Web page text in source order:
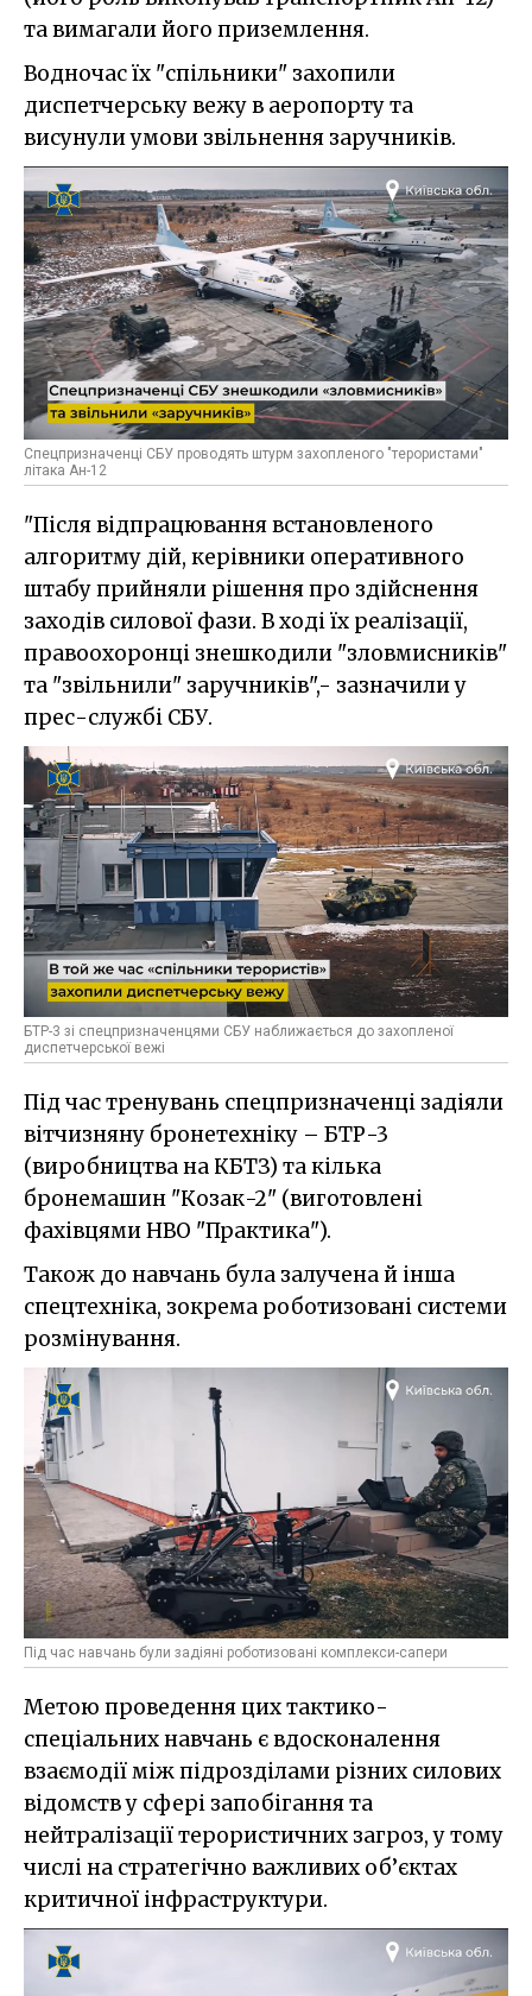
та вимагали його приземлення.
Водночас їх "спільники" захопили
диспетчерську вежу в аеропорту та
висунули умови звільнення заручників.
Спецпризначенці СБУ проводять штурм захопленого "терористами"
літака Ан-12
"Після відпрацювання встановленого
алгоритму дій, керівники оперативного
штабу прийняли рішення про здійснення
заходів силової фази. В ході їх реалізації,
правоохоронці знешкодили "зловмисників"
та "звільнили" заручників",- зазначили у
прес-службі СБУ.
БТР-3 зі спецпризначенцями СБУ наближається до захопленої
диспетчерської вежі
Під час тренувань спецпризначенці задіяли
вітчизняну бронетехніку – БТР-3
(виробництва на КБТЗ) та кілька
бронемашин "Козак-2" (виготовлені
фахівцями НВО "Практика").
Також до навчань була залучена й інша
спецтехніка, зокрема роботизовані системи
розмінування.
Під час навчань були задіяні роботизовані комплекси-сапери
Метою проведення цих тактико-
спеціальних навчань є вдосконалення
взаємодії між підрозділами різних силових
відомств у сфері запобігання та
нейтралізації терористичних загроз, у тому
числі на стратегічно важливих об’єктах
критичної інфраструктури.